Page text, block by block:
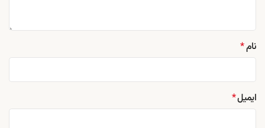
نام*
ایمیل*